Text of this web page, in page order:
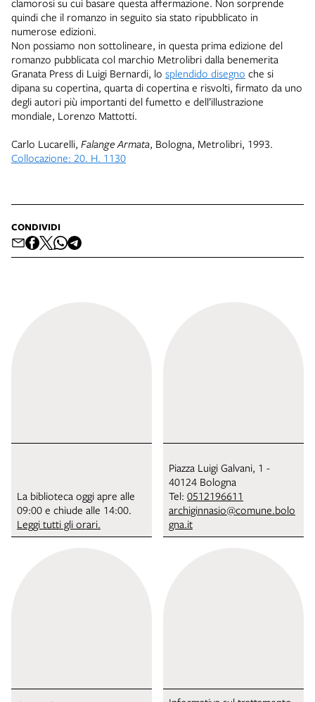
quindi che il romanzo in seguito sia stato ripubblicato in
numerose edizioni.
Non possiamo non sottolineare, in questa prima edizione del
romanzo pubblicata col marchio Metrolibri dalla benemerita
Granata Press di Luigi Bernardi, lo splendido disegno che si
dipana su copertina, quarta di copertina e risvolti, firmato da uno
degli autori più importanti del fumetto e dell’illustrazione
mondiale, Lorenzo Mattotti.
Carlo Lucarelli, Falange Armata, Bologna, Metrolibri, 1993.
Collocazione: 20. H. 1130
CONDIVIDI
La biblioteca oggi apre alle
09:00 e chiude alle 14:00.
Leggi tutti gli orari.
Piazza Luigi Galvani, 1 -
40124 Bologna
Tel: 0512196611
archiginnasio@comune.bolo
gna.it